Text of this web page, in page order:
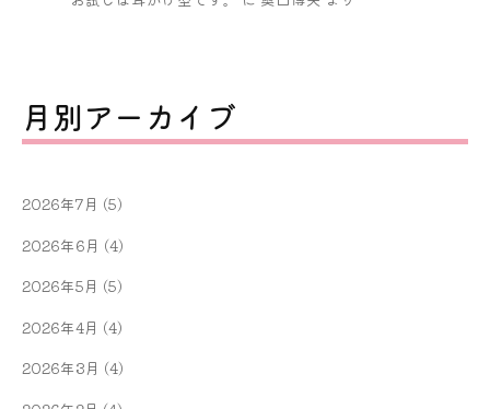
月別アーカイブ
2026年7月 (5)
2026年6月 (4)
2026年5月 (5)
2026年4月 (4)
2026年3月 (4)